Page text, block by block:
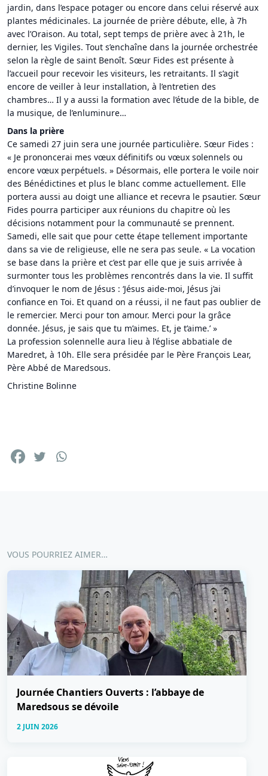
jardin, dans l’espace potager ou encore dans celui réservé aux
plantes médicinales. La journée de prière débute, elle, à 7h
avec l’Oraison. Au total, sept temps de prière avec à 21h, le
dernier, les Vigiles. Tout s’enchaîne dans la journée orchestrée
selon la règle de saint Benoît. Sœur Fides est présente à
l’accueil pour recevoir les visiteurs, les retraitants. Il s’agit
encore de veiller à leur installation, à l’entretien des
chambres… Il y a aussi la formation avec l’étude de la bible, de
la musique, de l’enluminure…
Dans la prière
Ce samedi 27 juin sera une journée particulière. Sœur Fides :
« Je prononcerai mes vœux définitifs ou vœux solennels ou
encore vœux perpétuels. » Désormais, elle portera le voile noir
des Bénédictines et plus le blanc comme actuellement. Elle
portera aussi au doigt une alliance et recevra le psautier. Sœur
Fides pourra participer aux réunions du chapitre où les
décisions notamment pour la communauté se prennent.
Samedi, elle sait que pour cette étape tellement importante
dans sa vie de religieuse, elle ne sera pas seule. « La vocation
se base dans la prière et c’est par elle que je suis arrivée à
surmonter tous les problèmes rencontrés dans la vie. Il suffit
d’invoquer le nom de Jésus : ‘Jésus aide-moi, Jésus j’ai
confiance en Toi. Et quand on a réussi, il ne faut pas oublier de
le remercier. Merci pour ton amour. Merci pour la grâce
donnée. Jésus, je sais que tu m’aimes. Et, je t’aime.’ »
La profession solennelle aura lieu à l’église abbatiale de
Maredret, à 10h. Elle sera présidée par le Père François Lear,
Père Abbé de Maredsous.
Christine Bolinne
VOUS POURRIEZ AIMER…
Journée Chantiers Ouverts : l’abbaye de
Maredsous se dévoile
2 JUIN 2026